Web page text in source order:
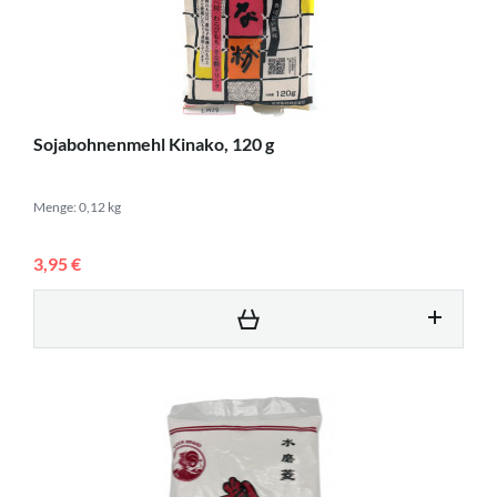
Sojabohnenmehl Kinako, 120 g
Menge: 0,12 kg
3,95 €